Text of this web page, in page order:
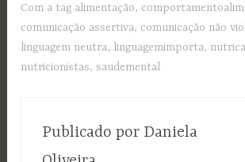
Com a tag alimentação,
comunicação assertiva, comunicação não
linguagem neutra, linguagemimporta,
nutricionistas,saudemental
Publicado por Daniela